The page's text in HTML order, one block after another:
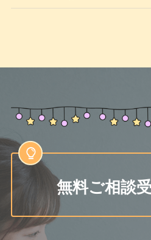
無料ご相談